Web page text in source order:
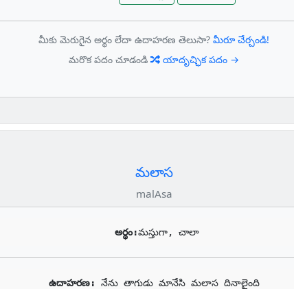
మీకు మెరుగైన అర్థం లేదా ఉదాహరణ తెలుసా? మీరూ చేర్చండి!
మరొక పదం చూడండి
యాదృచ్ఛిక పదం →
మలాస
malAsa
అర్థం:మస్తుగా, చాలా
ఉదాహరణ: నేను తాగుడు మానేసి మలాస దినాలైంది